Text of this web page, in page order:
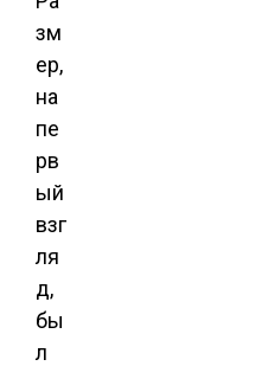
зм
ер,
на
пе
рв
ый
взг
ля
д,
бы
л